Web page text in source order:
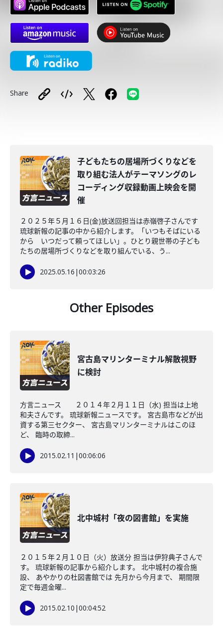
Share
子どもたちの居場所づくりなどを
取り組む法人がテーマソングのレ
コーディング収録動画上映会を開
催
２０２５年５月１６日(金)放送回担当は赤嶺啓子さんです
琉球新報の記事の中から紹介します。「いつもそばにいる
から いつだって頼ってほしい」。ひとり親世帯の子ども
たちの居場所づくりなどを取り組んでいる、う...
2025.05.16 |00:03:26
Other Episodes
宮古島マリンターミナル解散視野
に検討
方言ニュース ２０１４年２月１１日（水) 担当は上地
和夫さんです。 琉球新報ニュースです。 宮古島市などが出
資する第三セクター、 宮古島マリンターミナルはこのほ
ど、 臨時の取締...
2015.02.11 |00:06:06
北中城村「夜の図書館」を実施
２０１５年２月１０日（火）放送分 担当は伊狩典子さんで
す。 琉球新報の記事から紹介します。 北中城村の複合施
設、 あやかりの杜図書館では 先月から今月まで、 期間限
定で毎週金曜...
2015.02.10 |00:04:52